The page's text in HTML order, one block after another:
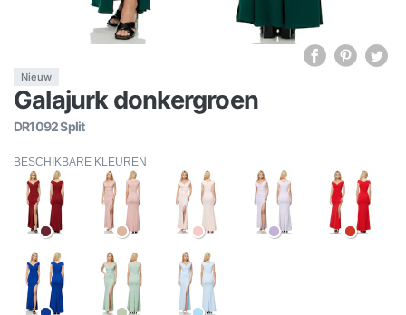
Nieuw
Galajurk donkergroen
DR1092 Split
BESCHIKBARE KLEUREN